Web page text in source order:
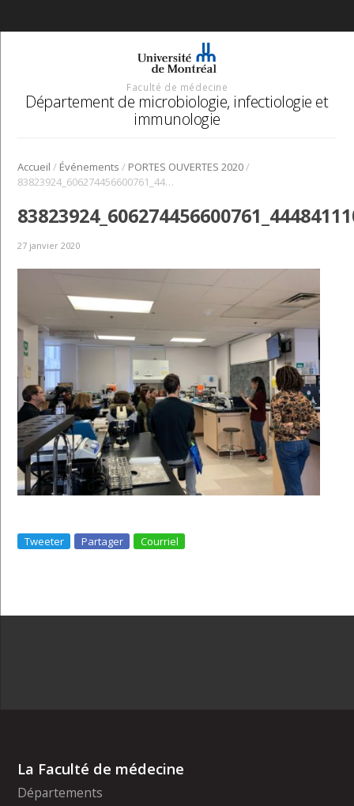
Faculté de médecine
Département de microbiologie, infectiologie et
immunologie
Accueil / Événements / PORTES OUVERTES 2020/
83823924_606274456600761_4448411105798127616_n
27 janvier 2020
Tweeter Partager Courriel
La Faculté de médecine
Départements